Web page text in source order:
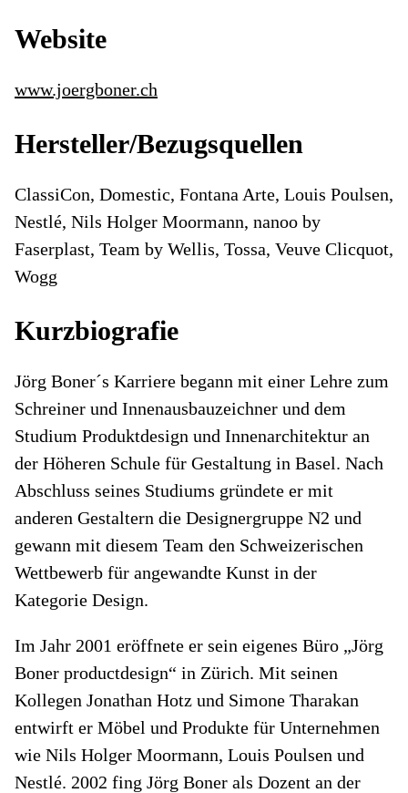
Website
www.joergboner.ch
Hersteller/Bezugsquellen
ClassiCon, Domestic, Fontana Arte, Louis Poulsen,
Nestlé, Nils Holger Moormann, nanoo by
Faserplast, Team by Wellis, Tossa, Veuve Clicquot,
Wogg
Kurzbiografie
Jörg Boner´s Karriere begann mit einer Lehre zum
Schreiner und Innenausbauzeichner und dem
Studium Produktdesign und Innenarchitektur an
der Höheren Schule für Gestaltung in Basel. Nach
Abschluss seines Studiums gründete er mit
anderen Gestaltern die Designergruppe N2 und
gewann mit diesem Team den Schweizerischen
Wettbewerb für angewandte Kunst in der
Kategorie Design.
Im Jahr 2001 eröffnete er sein eigenes Büro „Jörg
Boner productdesign“ in Zürich. Mit seinen
Kollegen Jonathan Hotz und Simone Tharakan
entwirft er Möbel und Produkte für Unternehmen
wie Nils Holger Moormann, Louis Poulsen und
Nestlé. 2002 fing Jörg Boner als Dozent an der